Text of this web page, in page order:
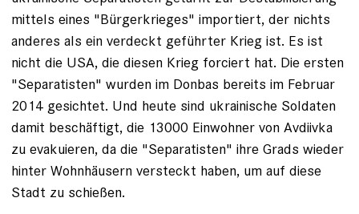
mittels eines "Bürgerkrieges" importiert, der nichts
anderes als ein verdeckt geführter Krieg ist. Es ist
nicht die USA, die diesen Krieg forciert hat. Die ersten
"Separatisten" wurden im Donbas bereits im Februar
2014 gesichtet. Und heute sind ukrainische Soldaten
damit beschäftigt, die 13000 Einwohner von Avdiivka
zu evakuieren, da die "Separatisten" ihre Grads wieder
hinter Wohnhäusern versteckt haben, um auf diese
Stadt zu schießen.